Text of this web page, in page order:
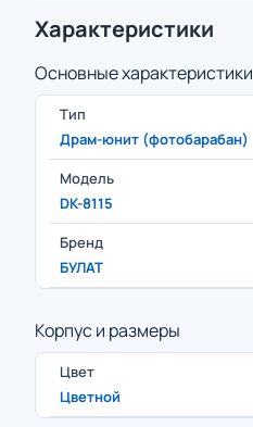
Характеристики
Основные характеристики
Тип
Драм-юнит (фотобарабан)
Модель
DK-8115
Бренд
БУЛАТ
Корпус и размеры
Цвет
Цветной